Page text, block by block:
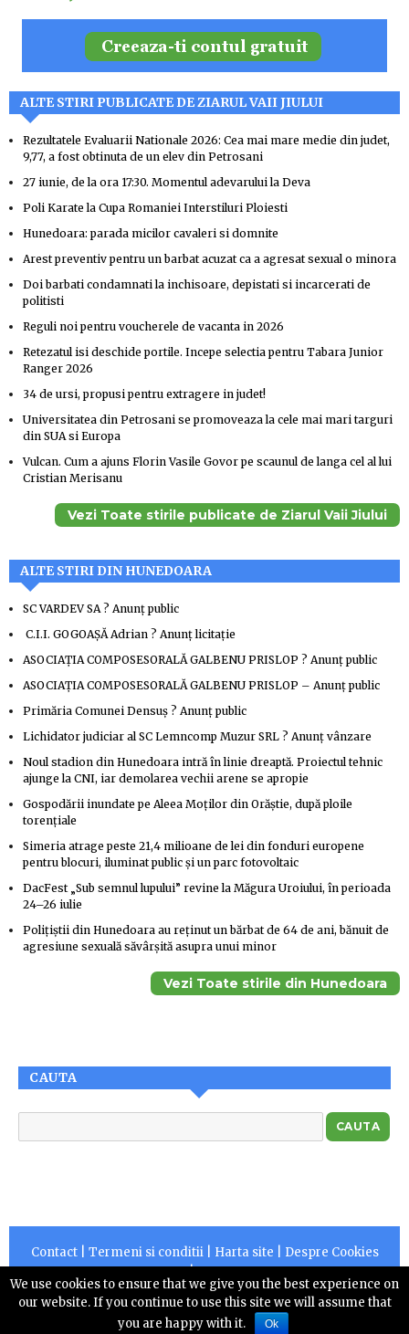
ALTE STIRI PUBLICATE DE ZIARUL VAII JIULUI
Rezultatele Evaluarii Nationale 2026: Cea mai mare medie din judet,
9,77, a fost obtinuta de un elev din Petrosani
27 iunie, de la ora 17:30. Momentul adevarului la Deva
Poli Karate la Cupa Romaniei Interstiluri Ploiesti
Hunedoara: parada micilor cavaleri si domnite
Arest preventiv pentru un barbat acuzat ca a agresat sexual o minora
Doi barbati condamnati la inchisoare, depistati si incarcerati de
politisti
Reguli noi pentru voucherele de vacanta in 2026
Retezatul isi deschide portile. Incepe selectia pentru Tabara Junior
Ranger 2026
34 de ursi, propusi pentru extragere in judet!
Universitatea din Petrosani se promoveaza la cele mai mari targuri
din SUA si Europa
Vulcan. Cum a ajuns Florin Vasile Govor pe scaunul de langa cel al lui
Cristian Merisanu
Vezi Toate stirile publicate de Ziarul Vaii Jiului
ALTE STIRI DIN HUNEDOARA
SC VARDEV SA ? Anunţ public
C.I.I. GOGOAŞĂ Adrian ? Anunţ licitaţie
ASOCIAȚIA COMPOSESORALĂ GALBENU PRISLOP ? Anunţ public
ASOCIAȚIA COMPOSESORALĂ GALBENU PRISLOP – Anunţ public
Primăria Comunei Densuş ? Anunţ public
Lichidator judiciar al SC Lemncomp Muzur SRL ? Anunţ vânzare
Noul stadion din Hunedoara intră în linie dreaptă. Proiectul tehnic
ajunge la CNI, iar demolarea vechii arene se apropie
Gospodării inundate pe Aleea Moților din Orăștie, după ploile
torențiale
Simeria atrage peste 21,4 milioane de lei din fonduri europene
pentru blocuri, iluminat public și un parc fotovoltaic
DacFest „Sub semnul lupului” revine la Măgura Uroiului, în perioada
24–26 iulie
Polițiștii din Hunedoara au reținut un bărbat de 64 de ani, bănuit de
agresiune sexuală săvârșită asupra unui minor
Vezi Toate stirile din Hunedoara
CAUTA
Contact| Termeni si conditii| Harta site
Despre Cookies
|RSS
Copyright © 2026 |Centruldepresa.ro este operator de
date cu caracter personal numarul 10828
We use cookies to ensure that we give you the best experience on
our website. If you continue to use this site we will assume that
you are happy with it.
Ok